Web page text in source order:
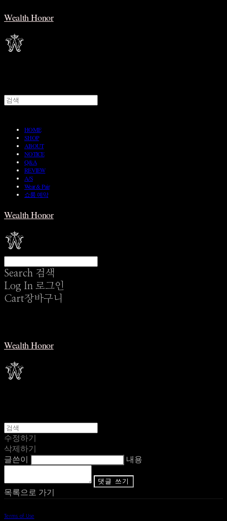
Wealth Honor
HOME
SHOP
ABOUT
NOTICE
Q&A
REVIEW
A/S
Wear & Pair
쇼룸 예약
Wealth Honor
Search 검색
Log In 로그인
Cart장바구니
Wealth Honor
수정하기
삭제하기
글쓴이
내용
댓글 쓰기
목록으로 가기
Terms of Use